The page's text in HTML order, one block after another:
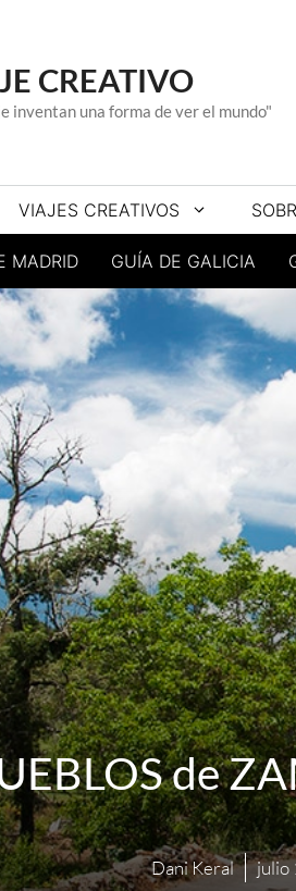
CREATIVO
inventan una forma de ver el mundo"
VIAJES CREATIVOS
MADRID GUÍA DE GALICIA
de
Dani Keral julio